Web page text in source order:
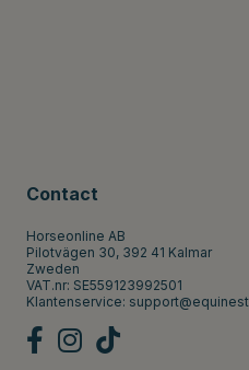
Contact
Horseonline AB
Pilotvägen 30, 392 41 Kalmar
Zweden
VAT.nr: SE559123992501
Klantenservice: